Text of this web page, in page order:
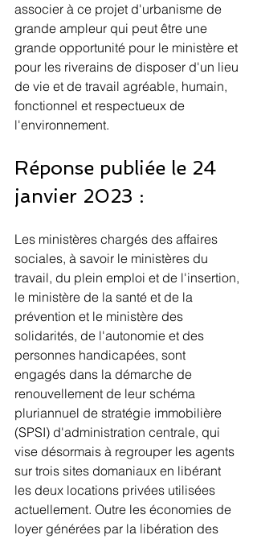
associer à ce projet d'urbanisme de
grande ampleur qui peut être une
grande opportunité pour le ministère et
pour les riverains de disposer d'un lieu
de vie et de travail agréable, humain,
fonctionnel et respectueux de
l'environnement.
Réponse publiée le 24
janvier 2023 :
Les ministères chargés des affaires
sociales, à savoir le ministères du
travail, du plein emploi et de l'insertion,
le ministère de la santé et de la
prévention et le ministère des
solidarités, de l'autonomie et des
personnes handicapées, sont
engagés dans la démarche de
renouvellement de leur schéma
pluriannuel de stratégie immobilière
(SPSI) d'administration centrale, qui
vise désormais à regrouper les agents
sur trois sites domaniaux en libérant
les deux locations privées utilisées
actuellement. Outre les économies de
loyer générées par la libération des